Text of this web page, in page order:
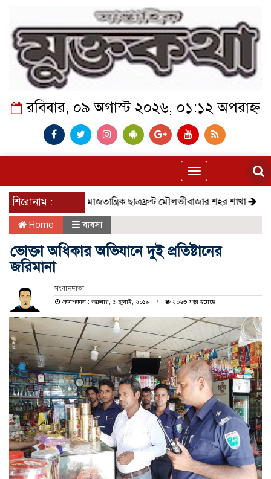
রবিবার, ০৯ অগাস্ট ২০২৬, ০১:১২ অপরাহ্ন
Toggle
navigation
শিরোনাম :সমাজতান্ত্রিক ছাত্রফ্রন্ট মৌলভীবাজার শহর শাখা কেমন আছে
Home ব্যবসা
ভোক্তা অধিকার অভিযানে দুই প্রতিষ্টানের
জরিমানা
সংবাদদাতা
প্রকাশকাল : শুক্রবার, ৫ জুলাই, ২০১৯
২০৬৩ পড়া হয়েছে